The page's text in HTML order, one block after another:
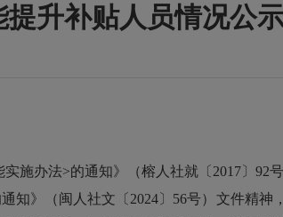
升补贴人员情况公示
办法>的通知》（榕人社就〔2017〕92
知》（闽人社文〔2024〕56号）文件精神